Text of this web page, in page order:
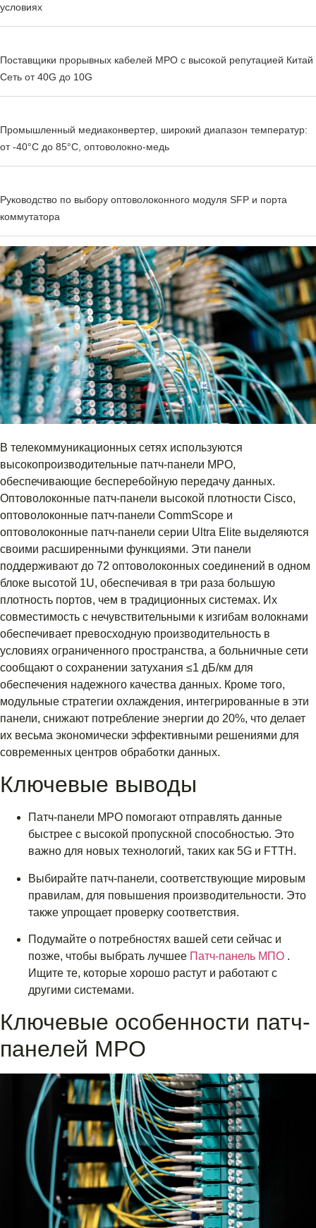
условиях
Поставщики прорывных кабелей MPO с высокой репутацией Китай
Сеть от 40G до 10G
Промышленный медиаконвертер, широкий диапазон температур:
от -40°C до 85°C, оптоволокно-медь
Руководство по выбору оптоволоконного модуля SFP и порта
коммутатора
В телекоммуникационных сетях используются
высокопроизводительные патч-панели MPO,
обеспечивающие бесперебойную передачу данных.
Оптоволоконные патч-панели высокой плотности Cisco,
оптоволоконные патч-панели CommScope и
оптоволоконные патч-панели серии Ultra Elite выделяются
своими расширенными функциями. Эти панели
поддерживают до 72 оптоволоконных соединений в одном
блоке высотой 1U, обеспечивая в три раза большую
плотность портов, чем в традиционных системах. Их
совместимость с нечувствительными к изгибам волокнами
обеспечивает превосходную производительность в
условиях ограниченного пространства, а больничные сети
сообщают о сохранении затухания ≤1 дБ/км для
обеспечения надежного качества данных. Кроме того,
модульные стратегии охлаждения, интегрированные в эти
панели, снижают потребление энергии до 20%, что делает
их весьма экономически эффективными решениями для
современных центров обработки данных.
Ключевые выводы
Патч-панели MPO помогают отправлять данные
быстрее с высокой пропускной способностью. Это
важно для новых технологий, таких как 5G и FTTH.
Выбирайте патч-панели, соответствующие мировым
правилам, для повышения производительности. Это
также упрощает проверку соответствия.
Подумайте о потребностях вашей сети сейчас и
позже, чтобы выбрать лучшее Патч-панель МПО .
Ищите те, которые хорошо растут и работают с
другими системами.
Ключевые особенности патч-
панелей MPO